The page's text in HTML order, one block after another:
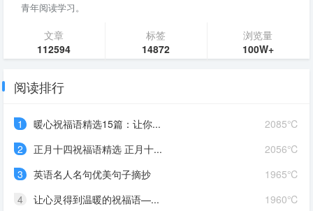
青年阅读学习。
文章
112594
标签
14872
浏览量
100W+
阅读排行
2085℃
1
暖心祝福语精选15篇：让你...
2056℃
2
正月十四祝福语精选 正月十...
1965℃
3
英语名人名句优美句子摘抄
1960℃
4
让心灵得到温暖的祝福语—...